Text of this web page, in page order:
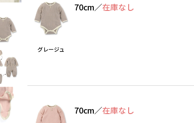
グレージュ
70cm／在庫なし
70cm／在庫なし